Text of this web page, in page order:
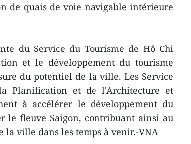
de quais de voie navigable intérieure
du Service du Tourisme de Hô Chi
et le développement du tourisme
du potentiel de la ville. Les Service
Planification et de l'Architecture et
à accélérer le développement du
le fleuve Saigon, contribuant ainsi au
la ville dans les temps à venir.-VNA